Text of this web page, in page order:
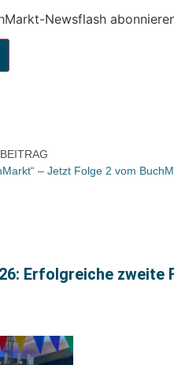
Newsflash
– Jetzt Folge 2 vom
Erfolgreiche